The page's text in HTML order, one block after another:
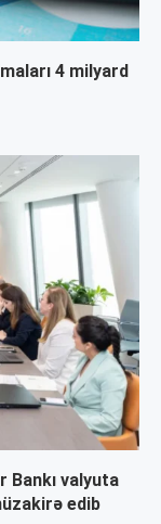
4 milyard
Bankı valyuta
edib